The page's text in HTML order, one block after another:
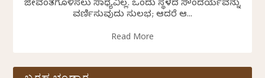
ಜೀವಂತಗೊಳಿಸಲು ಸಾಧ್ಯವಿಲ್ಲ. ಒಂದು ಸ್ಥಳದ ಸೌಂದರ್ಯವನ್ನು
ವರ್ಣಿಸುವುದು ಸುಲಭ; ಆದರೆ ಆ...
Read More